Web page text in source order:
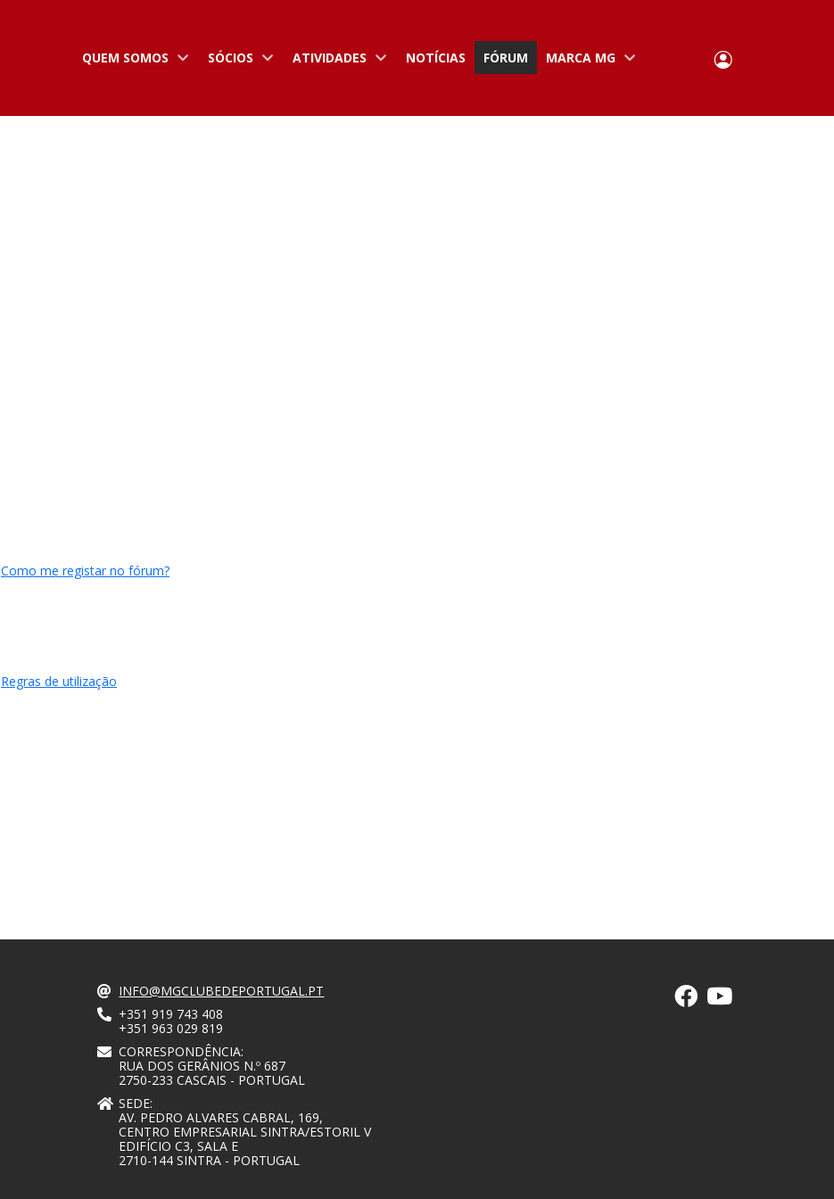
QUEM SOMOS SÓCIOS ATIVIDADES NOTÍCIAS FÓRUM MARCA MG
Portuguese,
EnglishUser
Como me registar no fórum?
Regras de utilização
INFO@MGCLUBEDEPORTUGAL.PT
+351 919 743 408
+351 963 029 819
CORRESPONDÊNCIA:
RUA DOS GERÂNIOS N.º 687
2750-233 CASCAIS - PORTUGAL
SEDE:
AV. PEDRO ALVARES CABRAL, 169,
CENTRO EMPRESARIAL SINTRA/ESTORIL V
EDIFÍCIO C3, SALA E
2710-144 SINTRA - PORTUGAL